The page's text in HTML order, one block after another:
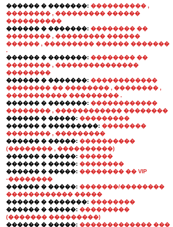
������ � �������: ���������� ,
�������� , ��������� ������
����������
������ � �������: �������� ��
�������� , ��������� ������
������ , ��������� ������ �������
.
������ � �������: �������� ��
�������� , ���������������
��������
������ � �������: ������������
�������� �� �������� , �������� ,
����������� ��������� .
������ � �������: ������������
�������� , ������������ ��������
������ � �����: ���������
������ � ���������: ��������
�������� , ���������
������ � �����: ����������
(�������� , ����������)
������ � �����: ������
������ � �����: ��������
������ � �����: �������� �� VIP
-��������
������ � �����: �������/��������
������������ �����
������ � �������: ��������
������ � �����: ���������
(������� ���������)
������ � �����: ������������� ���